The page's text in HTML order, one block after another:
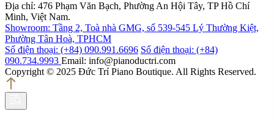
Địa chỉ: 476 Phạm Văn Bạch, Phường An Hội Tây, TP Hồ Chí
Minh, Việt Nam.
Showroom: Tầng 2, Toà nhà GMG, số 539-545 Lý Thường Kiệt,
Phường Tân Hoà, TPHCM
Số điện thoại: (+84) 090.991.6696 Số điện thoại: (+84)
090.734.9993 Email: info@pianoductri.com
Copyright © 2025 Đức Trí Piano Boutique. All Rights Reserved.